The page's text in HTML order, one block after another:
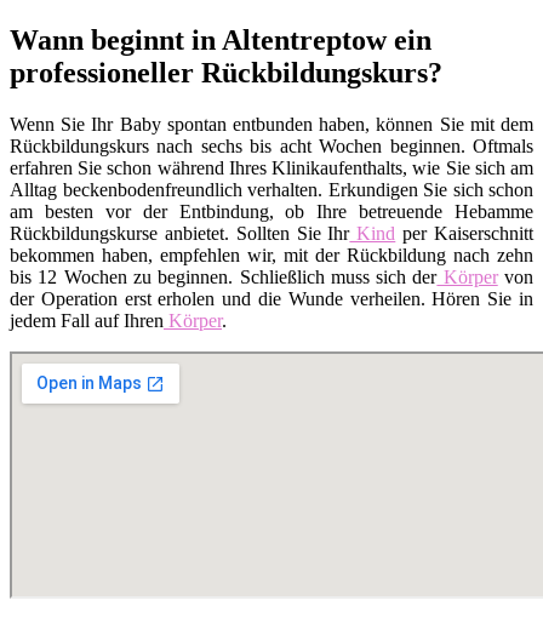
Wann beginnt in Altentreptow ein
professioneller Rückbildungskurs?
Wenn Sie Ihr Baby spontan entbunden haben, können Sie mit dem
Rückbildungskurs nach sechs bis acht Wochen beginnen. Oftmals
erfahren Sie schon während Ihres Klinikaufenthalts, wie Sie sich am
Alltag beckenbodenfreundlich verhalten. Erkundigen Sie sich schon
am besten vor der Entbindung, ob Ihre betreuende Hebamme
Rückbildungskurse anbietet. Sollten Sie IhrKind per Kaiserschnitt
bekommen haben, empfehlen wir, mit der Rückbildung nach zehn
bis 12 Wochen zu beginnen. Schließlich muss sich derKörpervon
der Operation erst erholen und die Wunde verheilen. Hören Sie in
jedem Fall auf Ihren Körper.